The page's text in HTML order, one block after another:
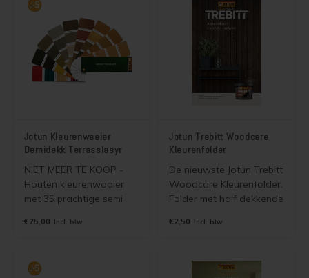
Demidekk Terrasslasyr
kleuren. Wordt gratis
verzonden als
brievenbuspost.
het verven van baksteen,
beton, gips, stucwerk,
Jotun Kleurenwaaier
Demidekk Terrasslasyr
NIET MEER TE KOOP -
Houten kleurenwaaier
met 35 prachtige semi
voor Jotun Demidekk
brievenbuspost.
€25,00 Incl. btw
Jotun Trebitt Woodcare
Kleurenfolder
De nieuwste Jotun Trebitt
Woodcare Kleurenfolder.
Folder met half dekkende
Jotun Trebitt Woodcare.
€2,50 Incl. btw